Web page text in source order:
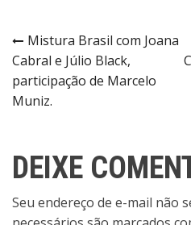
Navegação
de
Mistura Brasil com Joana
Cabral e Júlio Black,
participação de Marcelo
Muniz.
DEIXE
Seu endereço de e-mail não